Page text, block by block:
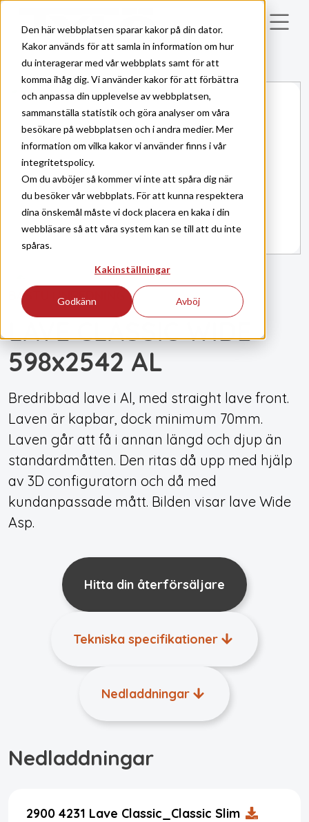
Den här webbplatsen sparar kakor på din dator.
Kakor används för att samla in information om hur
du interagerar med vår webbplats samt för att
komma ihåg dig. Vi använder kakor för att förbättra
och anpassa din upplevelse av webbplatsen,
sammanställa statistik och göra analyser om våra
besökare på webbplatsen och i andra medier. Mer
information om vilka kakor vi använder finns i vår
integritetspolicy.
Om du avböjer så kommer vi inte att spåra dig när
du besöker vår webbplats. För att kunna respektera
dina önskemål måste vi dock placera en kaka i din
webbläsare så att våra system kan se till att du inte
spåras.
Kakinställningar
Godkänn Avböj
Skip to main content
BASTU INREDNING
LAVE CLASSIC WIDE
598x2542 AL
Bredribbad lave i Al, med straight lave front.
Laven är kapbar, dock minimum 70mm.
Laven går att få i annan längd och djup än
standardmåtten. Den ritas då upp med hjälp
av 3D configuratorn och då med
kundanpassade mått. Bilden visar lave Wide
Asp.
Hitta din återförsäljare
Tekniska specifikationer
Nedladdningar
Nedladdningar
2900 4231 Lave Classic_Classic Slim